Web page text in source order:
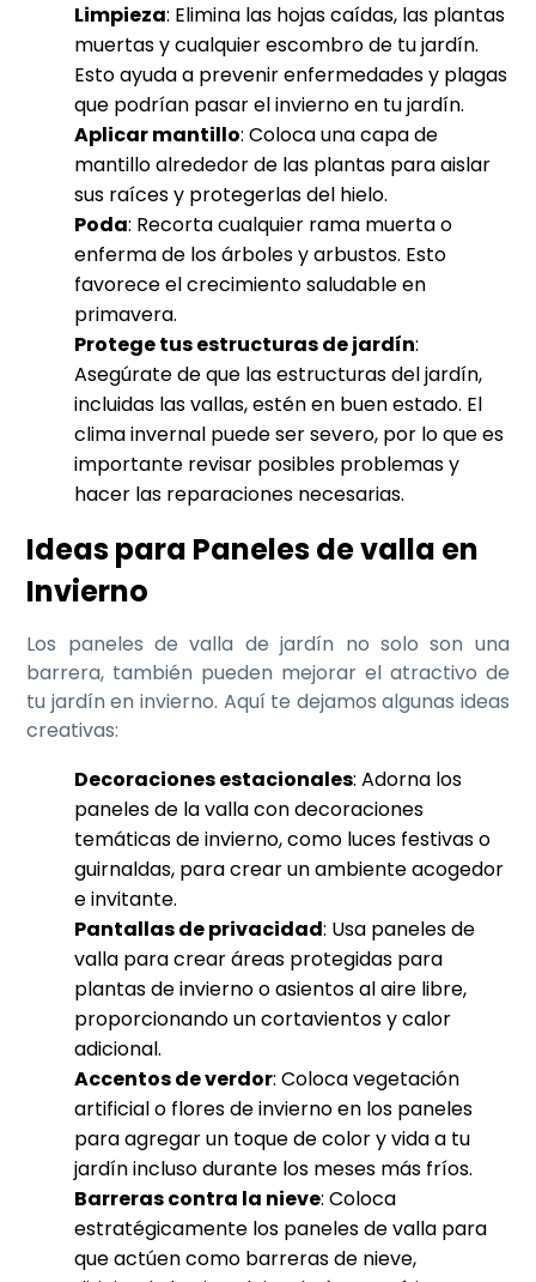
Limpieza: Elimina las hojas caídas, las plantas
muertas y cualquier escombro de tu jardín.
Esto ayuda a prevenir enfermedades y plagas
que podrían pasar el invierno en tu jardín.
Aplicar mantillo: Coloca una capa de
mantillo alrededor de las plantas para aislar
sus raíces y protegerlas del hielo.
Poda: Recorta cualquier rama muerta o
enferma de los árboles y arbustos. Esto
favorece el crecimiento saludable en
primavera.
Protege tus estructuras de jardín:
Asegúrate de que las estructuras del jardín,
incluidas las vallas, estén en buen estado. El
clima invernal puede ser severo, por lo que es
importante revisar posibles problemas y
hacer las reparaciones necesarias.
Ideas para Paneles de valla en
Invierno
Los paneles de valla de jardín no solo son una
barrera, también pueden mejorar el atractivo de
tu jardín en invierno. Aquí te dejamos algunas ideas
creativas:
Decoraciones estacionales: Adorna los
paneles de la valla con decoraciones
temáticas de invierno, como luces festivas o
guirnaldas, para crear un ambiente acogedor
e invitante.
Pantallas de privacidad: Usa paneles de
valla para crear áreas protegidas para
plantas de invierno o asientos al aire libre,
proporcionando un cortavientos y calor
adicional.
Accentos de verdor: Coloca vegetación
artificial o flores de invierno en los paneles
para agregar un toque de color y vida a tu
jardín incluso durante los meses más fríos.
Barreras contra la nieve: Coloca
estratégicamente los paneles de valla para
que actúen como barreras de nieve,